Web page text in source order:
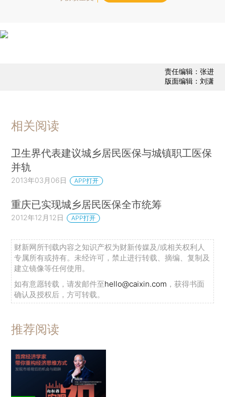
责任编辑：张进
版面编辑：刘潇
相关阅读
卫生界代表建议城乡居民医保与城镇职工医保
并轨
2013年03月06日 APP打开
重庆已实现城乡居民医保全市统筹
2012年12月12日 APP打开
财新网所刊载内容之知识产权为财新传媒及/或相关权利人
专属所有或持有。未经许可，禁止进行转载、摘编、复制及
建立镜像等任何使用。
如有意愿转载，请发邮件至hello@caixin.com ，获得书面
确认及授权后，方可转载。
推荐阅读